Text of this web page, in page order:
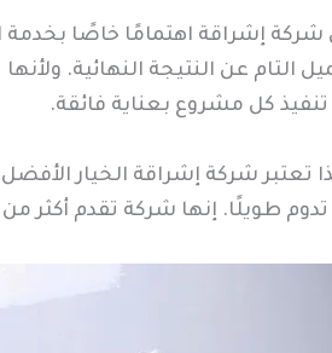
شركة إشراقة اهتمامًا خاصًا بخدمة
التام عن النتيجة النهائية.
كل مشروع بعناية فائقة.
تعتبر شركة إشراقة الخيار
تدوم طويلًا. إنها شركة تقدم أكثر